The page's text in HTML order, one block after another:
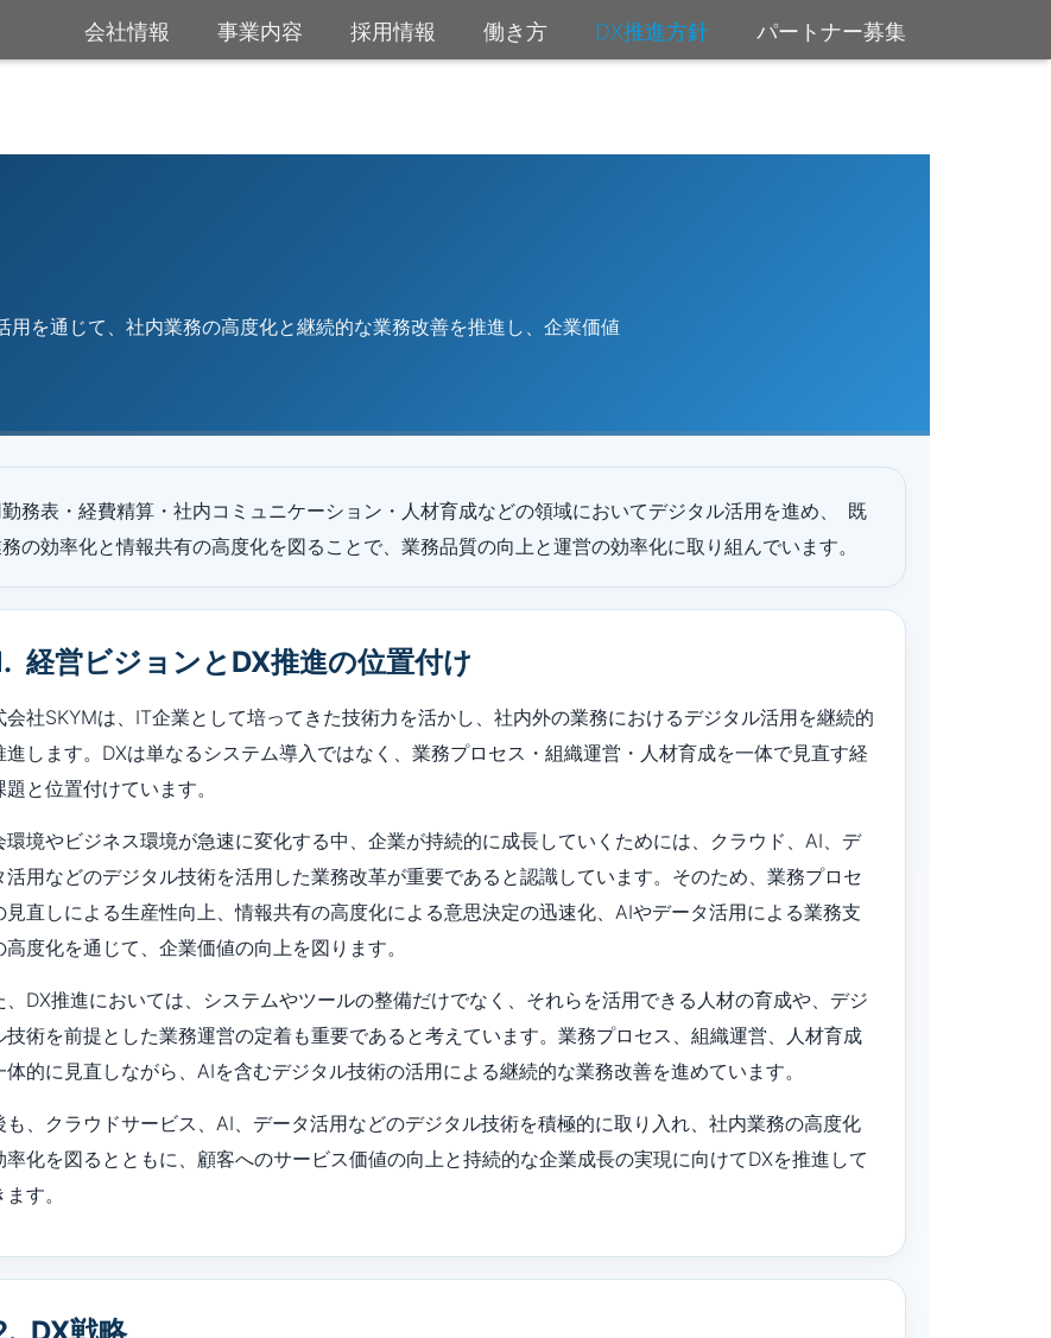
会社情報 事業内容 採用情報 働き方 DX推進方針 パートナー募集
を通じて、社内業務の高度化と継続的な業務改善を推進し、企業価値
務表・経費精算・社内コミュニケーション・人材育成などの領域においてデジタル活用を進め、 既
の効率化と情報共有の高度化を図ることで、業務品質の向上と運営の効率化に取り組んでいます。
経営ビジョンとDX推進の位置付け
会社SKYMは、IT企業として培ってきた技術力を活かし、社内外の業務におけるデジタル活用を継続的
進します。DXは単なるシステム導入ではなく、業務プロセス・組織運営・人材育成を一体で見直す経
題と位置付けています。
環境やビジネス環境が急速に変化する中、企業が持続的に成長していくためには、クラウド、AI、デ
活用などのデジタル技術を活用した業務改革が重要であると認識しています。そのため、業務プロセ
見直しによる生産性向上、情報共有の高度化による意思決定の迅速化、AIやデータ活用による業務支
高度化を通じて、企業価値の向上を図ります。
、DX推進においては、システムやツールの整備だけでなく、それらを活用できる人材の育成や、デジ
技術を前提とした業務運営の定着も重要であると考えています。業務プロセス、組織運営、人材育成
体的に見直しながら、AIを含むデジタル技術の活用による継続的な業務改善を進めています。
も、クラウドサービス、AI、データ活用などのデジタル技術を積極的に取り入れ、社内業務の高度化
率化を図るとともに、顧客へのサービス価値の向上と持続的な企業成長の実現に向けてDXを推進して
ます。
DX戦略